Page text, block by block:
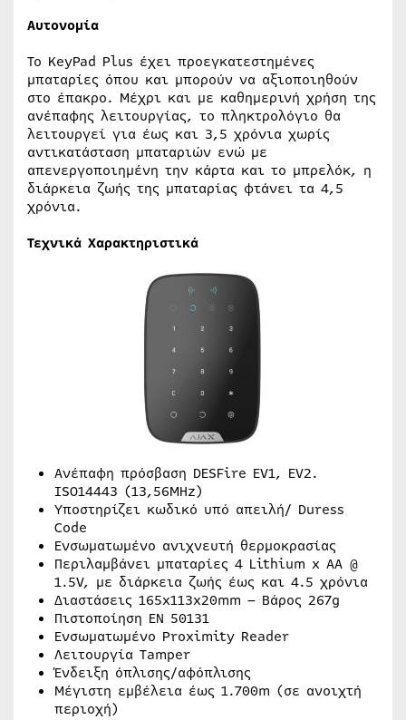
Αυτονομία
Το KeyPad Plus έχει προεγκατεστημένες
μπαταρίες όπου και μπορούν να αξιοποιηθούν
στο έπακρο. Μέχρι και με καθημερινή χρήση της
ανέπαφης λειτουργίας, το πληκτρολόγιο θα
λειτουργεί για έως και 3,5 χρόνια χωρίς
αντικατάσταση μπαταριών ενώ με
απενεργοποιημένη την κάρτα και το μπρελόκ, η
διάρκεια ζωής της μπαταρίας φτάνει τα 4,5
χρόνια.
Τεχνικά Χαρακτηριστικά
Ανέπαφη πρόσβαση DESFire EV1, EV2.
ISO14443 (13,56MHz)
Υποστηρίζει κωδικό υπό απειλή/ Duress
Code
Ενσωματωμένο ανιχνευτή θερμοκρασίας
Περιλαμβάνει μπαταρίες 4 Lithium x AA @
1.5V, με διάρκεια ζωής έως και 4.5 χρόνια
Διαστάσεις 165x113x20mm – Βάρος 267g
Πιστοποίηση EN 50131
Ενσωματωμένο Proximity Reader
Λειτουργία Tamper
Ένδειξη όπλισης/αφόπλισης
Μέγιστη εμβέλεια έως 1.700m (σε ανοιχτή
περιοχή)